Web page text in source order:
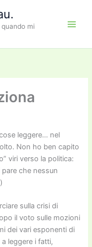
mi
leggere… nel
Non ho ben capito
viri verso la politica:
che nessun
sulla crisi di
il voto sulle mozioni
dei vari esponenti di
leggere i fatti,